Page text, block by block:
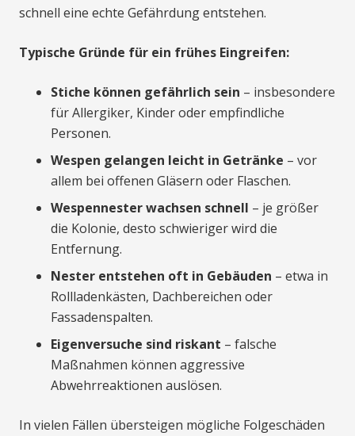
schnell eine echte Gefährdung entstehen.
Typische Gründe für ein frühes Eingreifen:
Stiche können gefährlich sein – insbesondere
für Allergiker, Kinder oder empfindliche
Personen.
Wespen gelangen leicht in Getränke – vor
allem bei offenen Gläsern oder Flaschen.
Wespennester wachsen schnell – je größer
die Kolonie, desto schwieriger wird die
Entfernung.
Nester entstehen oft in Gebäuden – etwa in
Rollladenkästen, Dachbereichen oder
Fassadenspalten.
Eigenversuche sind riskant – falsche
Maßnahmen können aggressive
Abwehrreaktionen auslösen.
In vielen Fällen übersteigen mögliche Folgeschäden